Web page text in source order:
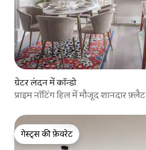
ग्रेटर लंदन में कॉन्डो
प्राइम नॉटिंग हिल में मौजूद शानदार फ़्लैट
गेस्ट्स की फ़ेवरेट
गेस्ट्स की फ़ेवरेट